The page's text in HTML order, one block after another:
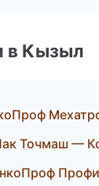
в Кызыл
Точмаш —